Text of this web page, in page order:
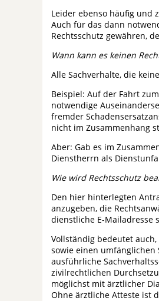
Leider ebenso häufig und
Auch für das dann
Rechtsschutz gewähren,
Wann kann es keinen
Alle Sachverhalte, die
Beispiel: Auf der Fahrt
notwendige
fremder
nicht im Zusammenhang
Aber: Gab es im
Dienstherrn als
Wie wird Rechtsschutz
Den hier hinterlegten
anzugeben, die
dienstliche E-Mailadresse
Vollständig bedeutet
sowie einen
ausführliche
zivilrechtlichen
möglichst mit ärztlicher
Ohne ärztliche Atteste ist